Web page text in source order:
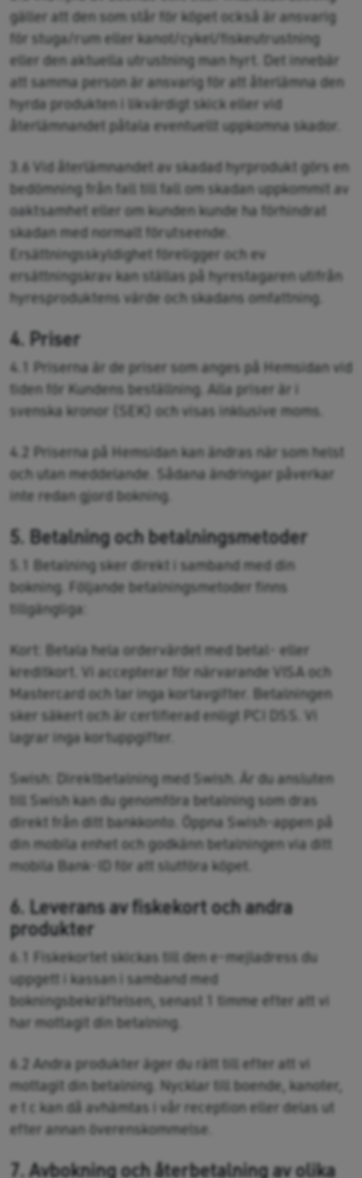
gäller att den som står för köpet också är ansvarig
för stuga/rum eller kanot/cykel/fiskeutrustning
eller den aktuella utrustning man hyrt. Det innebär
att samma person är ansvarig för att återlämna den
hyrda produkten i likvärdigt skick eller vid
återlämnandet påtala eventuellt uppkomna skador.
3.6 Vid återlämnandet av skadad hyrprodukt görs en
bedömning från fall till fall om skadan uppkommit av
oaktsamhet eller om kunden kunde ha förhindrat
skadan med normalt förutseende.
Ersättningsskyldighet föreligger och ev
ersättningskrav kan ställas på hyrestagaren utifrån
hyresproduktens värde och skadans omfattning.
4. Priser
4.1 Priserna är de priser som anges på Hemsidan vid
tiden för Kundens beställning. Alla priser är i
svenska kronor (SEK) och visas inklusive moms.
4.2 Priserna på Hemsidan kan ändras när som helst
och utan meddelande. Sådana ändringar påverkar
inte redan gjord bokning.
5. Betalning och betalningsmetoder
5.1 Betalning sker direkt i samband med din
bokning. Följande betalningsmetoder finns
tillgängliga:
Kort: Betala hela ordervärdet med betal- eller
kreditkort. Vi accepterar för närvarande VISA och
Mastercard och tar inga kortavgifter. Betalningen
sker säkert och är certifierad enligt PCI DSS. Vi
lagrar inga kortuppgifter.
Swish: Direktbetalning med Swish. Är du ansluten
till Swish kan du genomföra betalning som dras
direkt från ditt bankkonto. Öppna Swish-appen på
din mobila enhet och godkänn betalningen via ditt
mobila Bank-ID för att slutföra köpet.
6. Leverans av fiskekort och andra
produkter
6.1 Fiskekortet skickas till den e-mejladress du
uppgett i kassan i samband med
bokningsbekräftelsen, senast 1 timme efter att vi
har mottagit din betalning.
6.2 Andra produkter äger du rätt till efter att vi
mottagit din betalning. Nycklar till boende, kanoter,
e t c kan då avhämtas i vår reception eller delas ut
efter annan överenskommelse.
7. Avbokning och återbetalning av olika